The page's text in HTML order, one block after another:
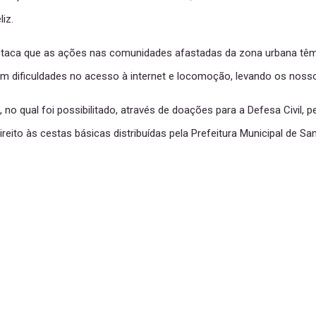
que as ações nas comunidades afastadas da zona urbana
dificuldades no acesso à internet e locomoção, levando os
qual foi possibilitado, através de doações para a Defesa Civil,
às cestas básicas distribuídas pela Prefeitura Municipal de